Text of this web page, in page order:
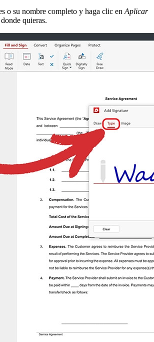
o su nombre completo y haga clic en Aplicar
quieras.